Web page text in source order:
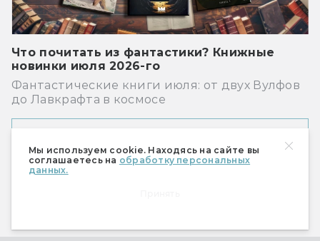
Мы используем cookie. Находясь на сайте вы
соглашаетесь на обработку персональных
данных.
Что почитать из фантастики? Книжные
новинки июля 2026-го
Фантастические книги июля: от двух Вулфов
до Лавкрафта в космосе